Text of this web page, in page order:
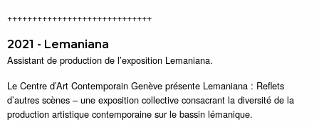
+++++++++++++++++++++++++++++
2021 - Lemaniana
Assistant de production de l’exposition Lemaniana.
Le Centre d’Art Contemporain Genève présente Lemaniana : Reflets
d’autres scènes – une exposition collective consacrant la diversité de la
production artistique contemporaine sur le bassin lémanique.